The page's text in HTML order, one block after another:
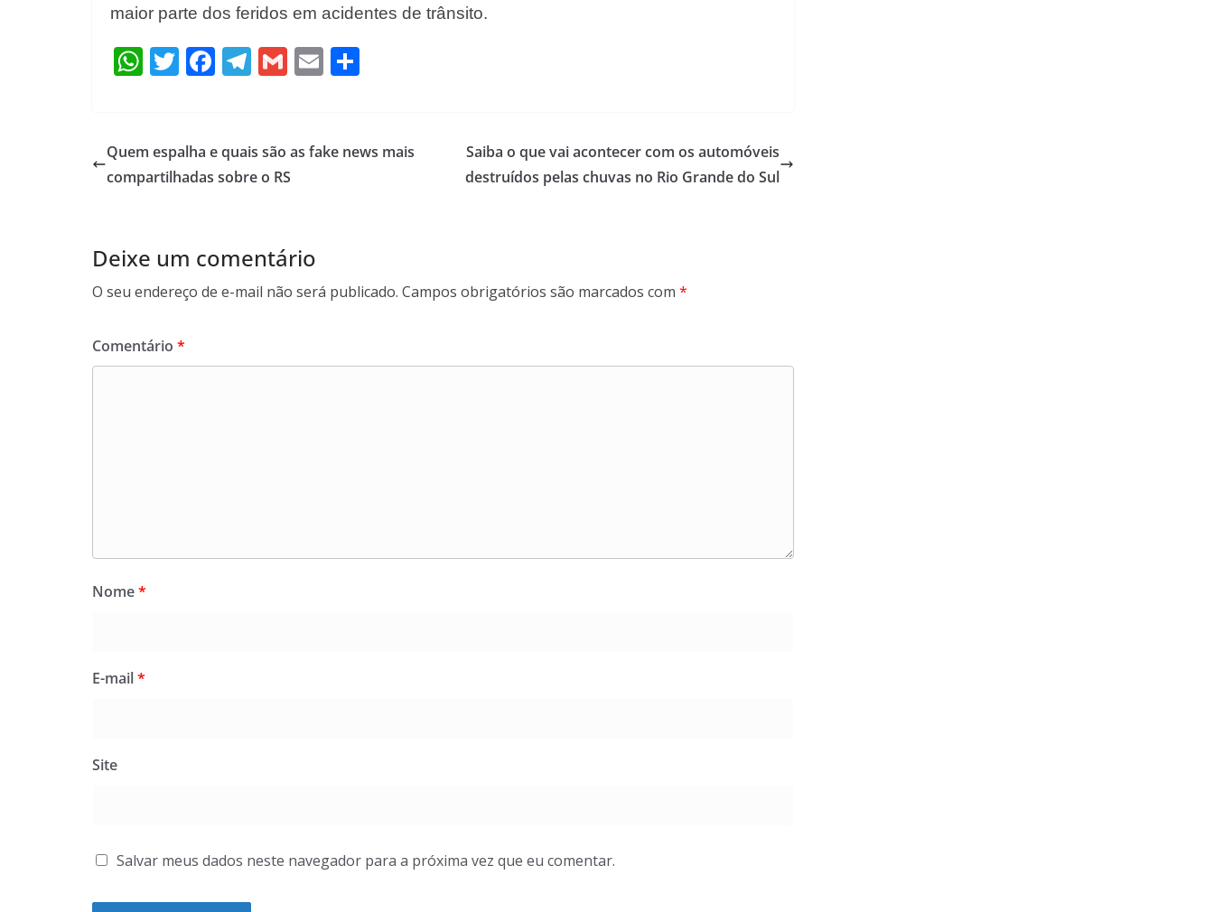
maior parte dos feridos em acidentes de trânsito.
W
s
A
T
er
F
b
o
T
gr
a
G
l
E
l e
Quem espalha e quais são as fake news mais
compartilhadas sobre o RS
Saiba o que vai acontecer com os automóveis
destruídos pelas chuvas no Rio Grande do Sul
Deixe um comentário
O seu endereço de e-mail não será publicado. Campos obrigatórios são marcados com *
Comentário *
Nome*
E-mail*
Site
Salvar meus dados neste navegador para a próxima vez que eu comentar.